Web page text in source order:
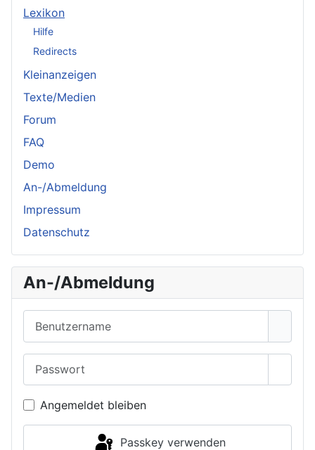
Lexikon
Hilfe
Redirects
Kleinanzeigen
Texte/Medien
Forum
FAQ
Demo
An-/Abmeldung
Impressum
Datenschutz
An-/Abmeldung
Angemeldet bleiben
Passkey verwenden